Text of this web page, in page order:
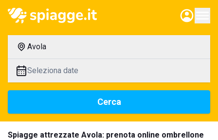
Avola
Seleziona date
Cerca
Spiagge attrezzate Avola: prenota online ombrellone